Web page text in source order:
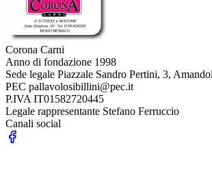
Corona Carni
Anno di fondazione 1998
Sede legale Piazzale Sandro Pertini, 3,
PEC pallavolosibillini@pec.it
P.IVA IT01582720445
Legale rappresentante Stefano Ferruccio
Canali social